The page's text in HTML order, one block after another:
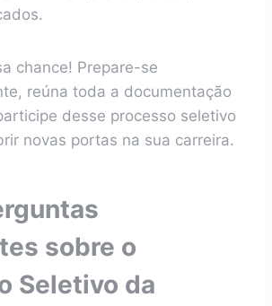
chance! Prepare-se
reúna toda a documentação
desse processo seletivo
novas portas na sua carreira.
sobre o
Seletivo da